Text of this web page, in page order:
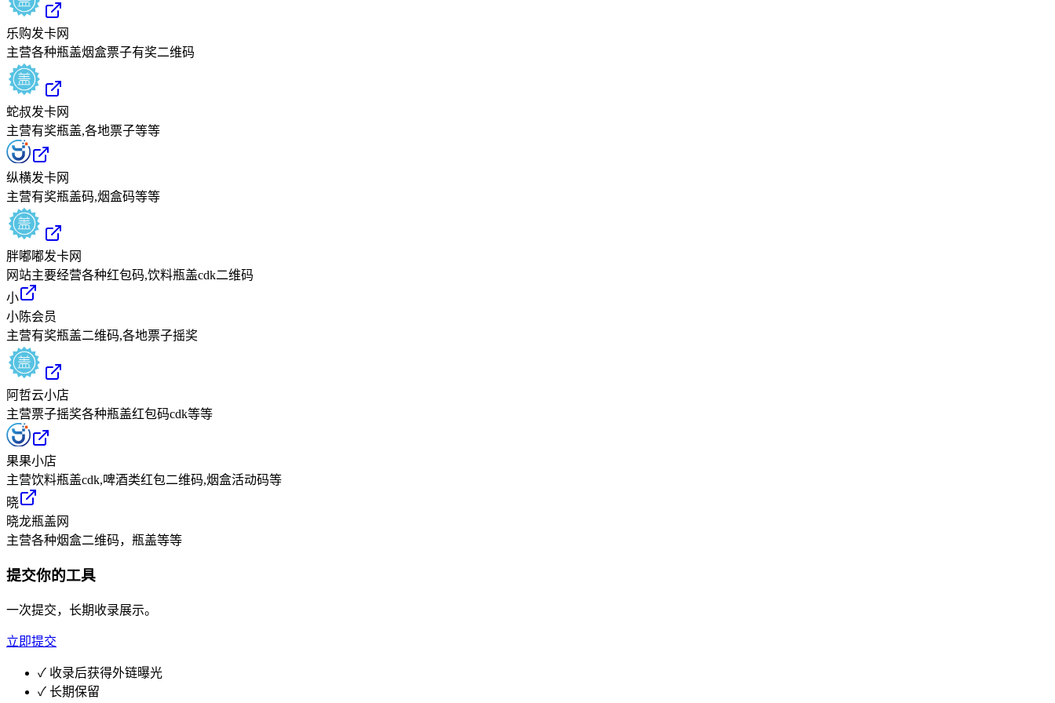
乐购发卡网
主营各种瓶盖烟盒票子有奖二维码
蛇叔发卡网
主营有奖瓶盖,各地票子等等
纵横发卡网
主营有奖瓶盖码,烟盒码等等
胖嘟嘟发卡网
网站主要经营各种红包码,饮料瓶盖cdk二维码
小
小陈会员
主营有奖瓶盖二维码,各地票子摇奖
阿哲云小店
主营票子摇奖各种瓶盖红包码cdk等等
果果小店
主营饮料瓶盖cdk,啤酒类红包二维码,烟盒活动码等
晓
晓龙瓶盖网
主营各种烟盒二维码，瓶盖等等
提交你的工具
一次提交，长期收录展示。
立即提交
✓ 收录后获得外链曝光
✓ 长期保留